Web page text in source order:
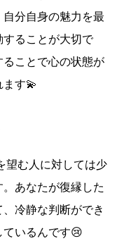
分自身の魅力を最
ることが大切で
ことで心の状態が
ます💫
望む人に対しては少
あなたが復縁した
冷静な判断ができ
いるんです😢